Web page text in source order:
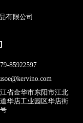
有限公司
85922597
省金华市东阳市江北
华店工业园区华店街